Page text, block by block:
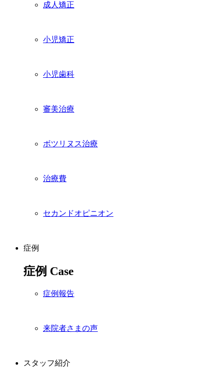
成人矯正
小児矯正
小児歯科
審美治療
ボツリヌス治療
治療費
セカンドオピニオン
症例
症例 Case
症例報告
来院者さまの声
スタッフ紹介